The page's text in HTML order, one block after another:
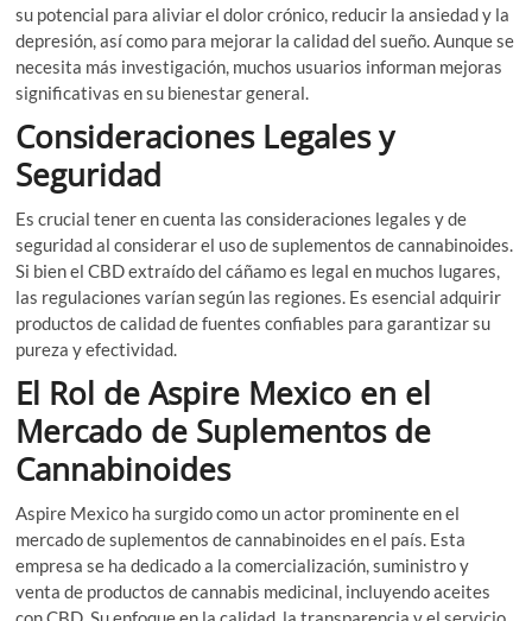
su potencial para aliviar el dolor crónico, reducir la ansiedad y la
depresión, así como para mejorar la calidad del sueño. Aunque se
necesita más investigación, muchos usuarios informan mejoras
significativas en su bienestar general.
Consideraciones Legales y
Seguridad
Es crucial tener en cuenta las consideraciones legales y de
seguridad al considerar el uso de suplementos de cannabinoides.
Si bien el CBD extraído del cáñamo es legal en muchos lugares,
las regulaciones varían según las regiones. Es esencial adquirir
productos de calidad de fuentes confiables para garantizar su
pureza y efectividad.
El Rol de Aspire Mexico en el
Mercado de Suplementos de
Cannabinoides
Aspire Mexico ha surgido como un actor prominente en el
mercado de suplementos de cannabinoides en el país. Esta
empresa se ha dedicado a la comercialización, suministro y
venta de productos de cannabis medicinal, incluyendo aceites